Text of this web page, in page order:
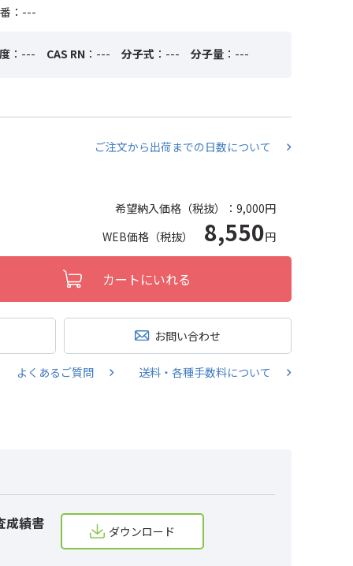
：---
：--- CAS RN ：--- 分子式 ：--- 分子量 ：---
ご注文から出荷までの日数について
希望納入価格（税抜）： 9,000円
WEB価格（税抜） 8,550円
カートにいれる
お問い合わせ
よくあるご質問 送料・各種手数料について
成績書 ダウンロード